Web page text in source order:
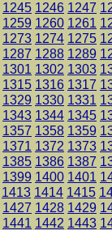
1245 1246 1247
1259 1260 1261
1273 1274 1275
1287 1288 1289
1301 1302 1303
1315 1316 1317
1329 1330 1331
1343 1344 1345
1357 1358 1359
1371 1372 1373
1385 1386 1387
1399 1400 1401
1413 1414 1415
1427 1428 1429
1441 1442 1443